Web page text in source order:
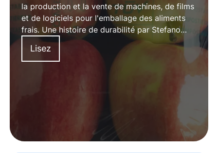
la production et la vente de machines, de films
et de logiciels pour l'emballage des aliments
frais. Une histoire de durabilité par Stefano
Pellegatta, PDG de Gruppo Fabbri.
Lisez